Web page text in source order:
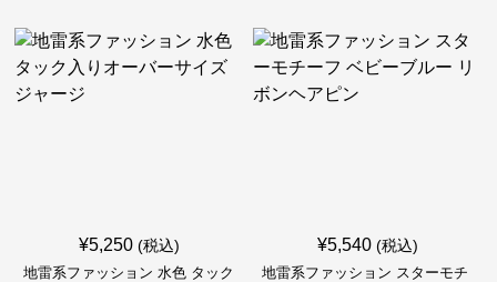
¥5,250 (税込)
地雷系ファッション 水色 タック
¥5,540 (税込)
地雷系ファッション スターモチ